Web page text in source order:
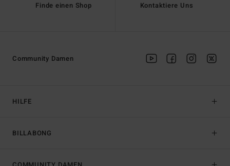
Finde einen Shop Kontaktiere Uns
HILFE
BILLABONG
Community Damen